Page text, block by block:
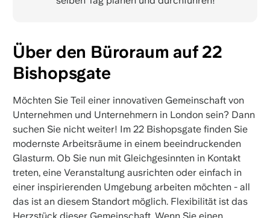
Über den Büroraum auf 22
Bishopsgate
Möchten Sie Teil einer innovativen Gemeinschaft von
Unternehmen und Unternehmern in London sein? Dann
suchen Sie nicht weiter! Im 22 Bishopsgate finden Sie
modernste Arbeitsräume in einem beeindruckenden
Glasturm. Ob Sie nun mit Gleichgesinnten in Kontakt
treten, eine Veranstaltung ausrichten oder einfach in
einer inspirierenden Umgebung arbeiten möchten - all
das ist an diesem Standort möglich. Flexibilität ist das